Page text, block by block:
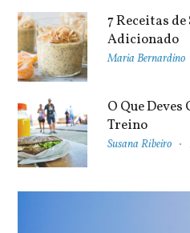
7 Receitas
Adicionado
Maria Bernardino
O Que
Treino
Susana Ribeiro